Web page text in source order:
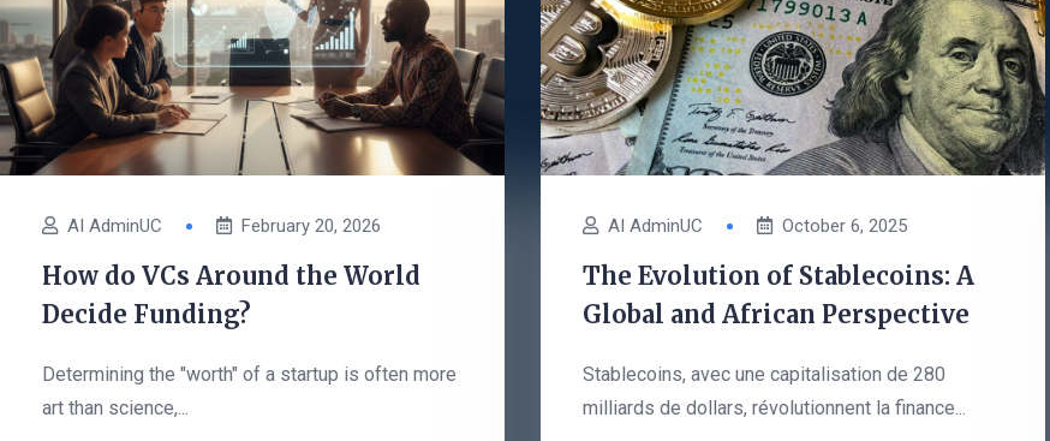
AI AdminUC February 20, 2026
How do VCs Around the World
Decide Funding?
Determining the "worth" of a startup is often more
art than science,...
AI AdminUC October 6, 2025
The Evolution of Stablecoins: A
Global and African Perspective
Stablecoins, avec une capitalisation de 280
milliards de dollars, révolutionnent la finance...